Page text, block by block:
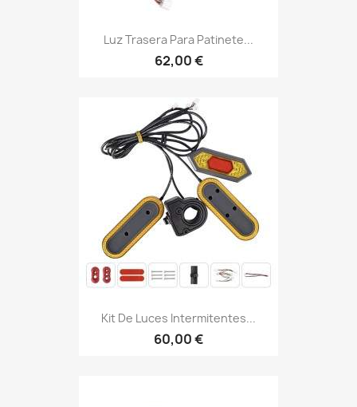
Luz Trasera Para Patinete...
62,00 €
Kit De Luces Intermitentes...
60,00 €